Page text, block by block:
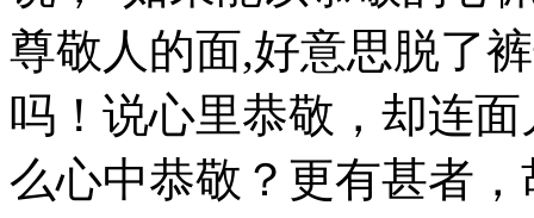
尊敬人的面,好意思脱了
吗！说心里恭敬，却连
么心中恭敬？更有甚者